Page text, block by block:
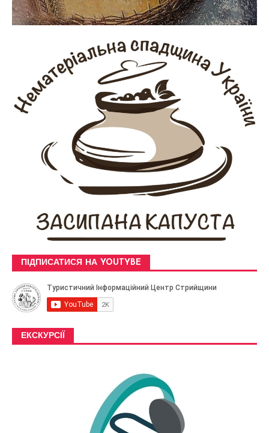
ПІДПИСАТИСЯ НА YOUTYBE
ЕКСКУРСІЇ